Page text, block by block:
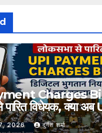
Charges
विधेयक, क्या अब
लग सकता है शुल्क?
2026 दुर्गेश शर्मा